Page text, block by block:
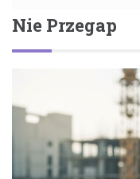
Nie Przegap